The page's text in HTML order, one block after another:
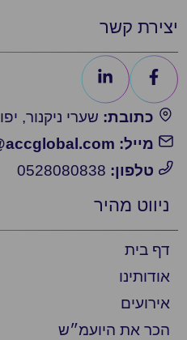
יצירת קשר
כתובת: שערי ניקנור, יפו
מייל: l.alkolombra@accglobal.com
טלפון:
ניווט מהיר
דף בית
אודותינו
אירועים
הכר את היועמ״ש